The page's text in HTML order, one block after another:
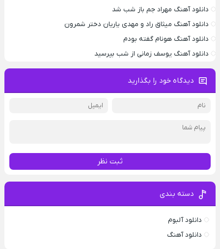
دانلود آهنگ مهراد جم باز شب شد
دانلود آهنگ میثاق راد و مهدی یاریان دختر شمرون
دانلود آهنگ هونام گفته بودم
دانلود آهنگ یوسف زمانی از شب بپرسید
دیدگاه خود را بگذارید
ثبت نظر
دسته بندی
دانلود آلبوم
دانلود آهنگ